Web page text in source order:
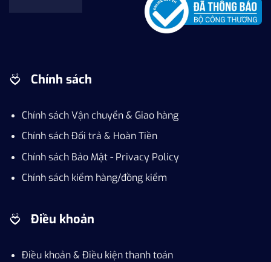
Chính sách
Chính sách Vận chuyển & Giao hàng
Chính sách Đổi trả & Hoàn Tiền
Chính sách Bảo Mật - Privacy Policy
Chính sách kiểm hàng/đồng kiểm
Điều khoản
Điều khoản & Điều kiện thanh toán